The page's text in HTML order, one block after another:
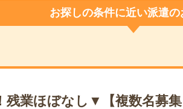
お探しの条件に近い派遣の
残業ほぼなし▼【複数名募